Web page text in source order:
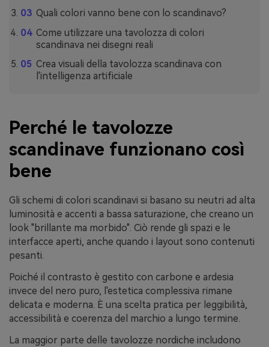
Quali colori vanno bene con lo scandinavo?
Come utilizzare una tavolozza di colori
scandinava nei disegni reali
Crea visuali della tavolozza scandinava con
l'intelligenza artificiale
Perché le tavolozze
scandinave funzionano così
bene
Gli schemi di colori scandinavi si basano su neutri ad alta
luminosità e accenti a bassa saturazione, che creano un
look "brillante ma morbido". Ciò rende gli spazi e le
interfacce aperti, anche quando i layout sono contenuti
pesanti.
Poiché il contrasto è gestito con carbone e ardesia
invece del nero puro, l'estetica complessiva rimane
delicata e moderna. È una scelta pratica per leggibilità,
accessibilità e coerenza del marchio a lungo termine.
La maggior parte delle tavolozze nordiche includono